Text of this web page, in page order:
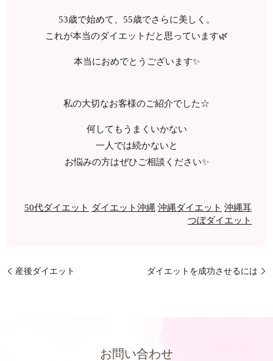
53歳で始めて、55歳でさらに美しく。
これが本当のダイエットだと思っています🌿
本当におめでとうございます✨
私の大切なお客様のご紹介でした☆
何してもうまくいかない
一人では続かないと
お悩みの方はぜひご相談ください✨
50代ダイエット ダイエット沖縄 沖縄ダイエット 沖縄耳
つぼダイエット
産後ダイエット ダイエットを成功させるには
お問い合わせ